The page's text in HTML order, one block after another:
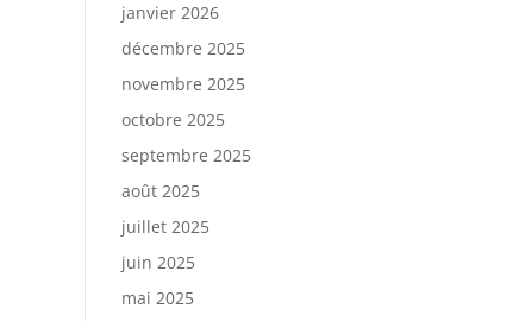
janvier 2026
décembre 2025
novembre 2025
octobre 2025
septembre 2025
août 2025
juillet 2025
juin 2025
mai 2025